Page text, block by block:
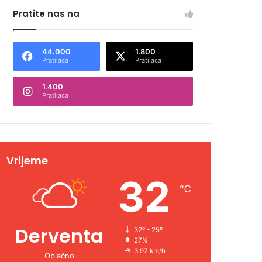
Pratite nas na
44.000
Pratilaca
1.800
Pratilaca
1.400
Pratilaca
Vrijeme
Derventa
Oblačno
32 ℃
32º - 25º
27%
3.97 km/h